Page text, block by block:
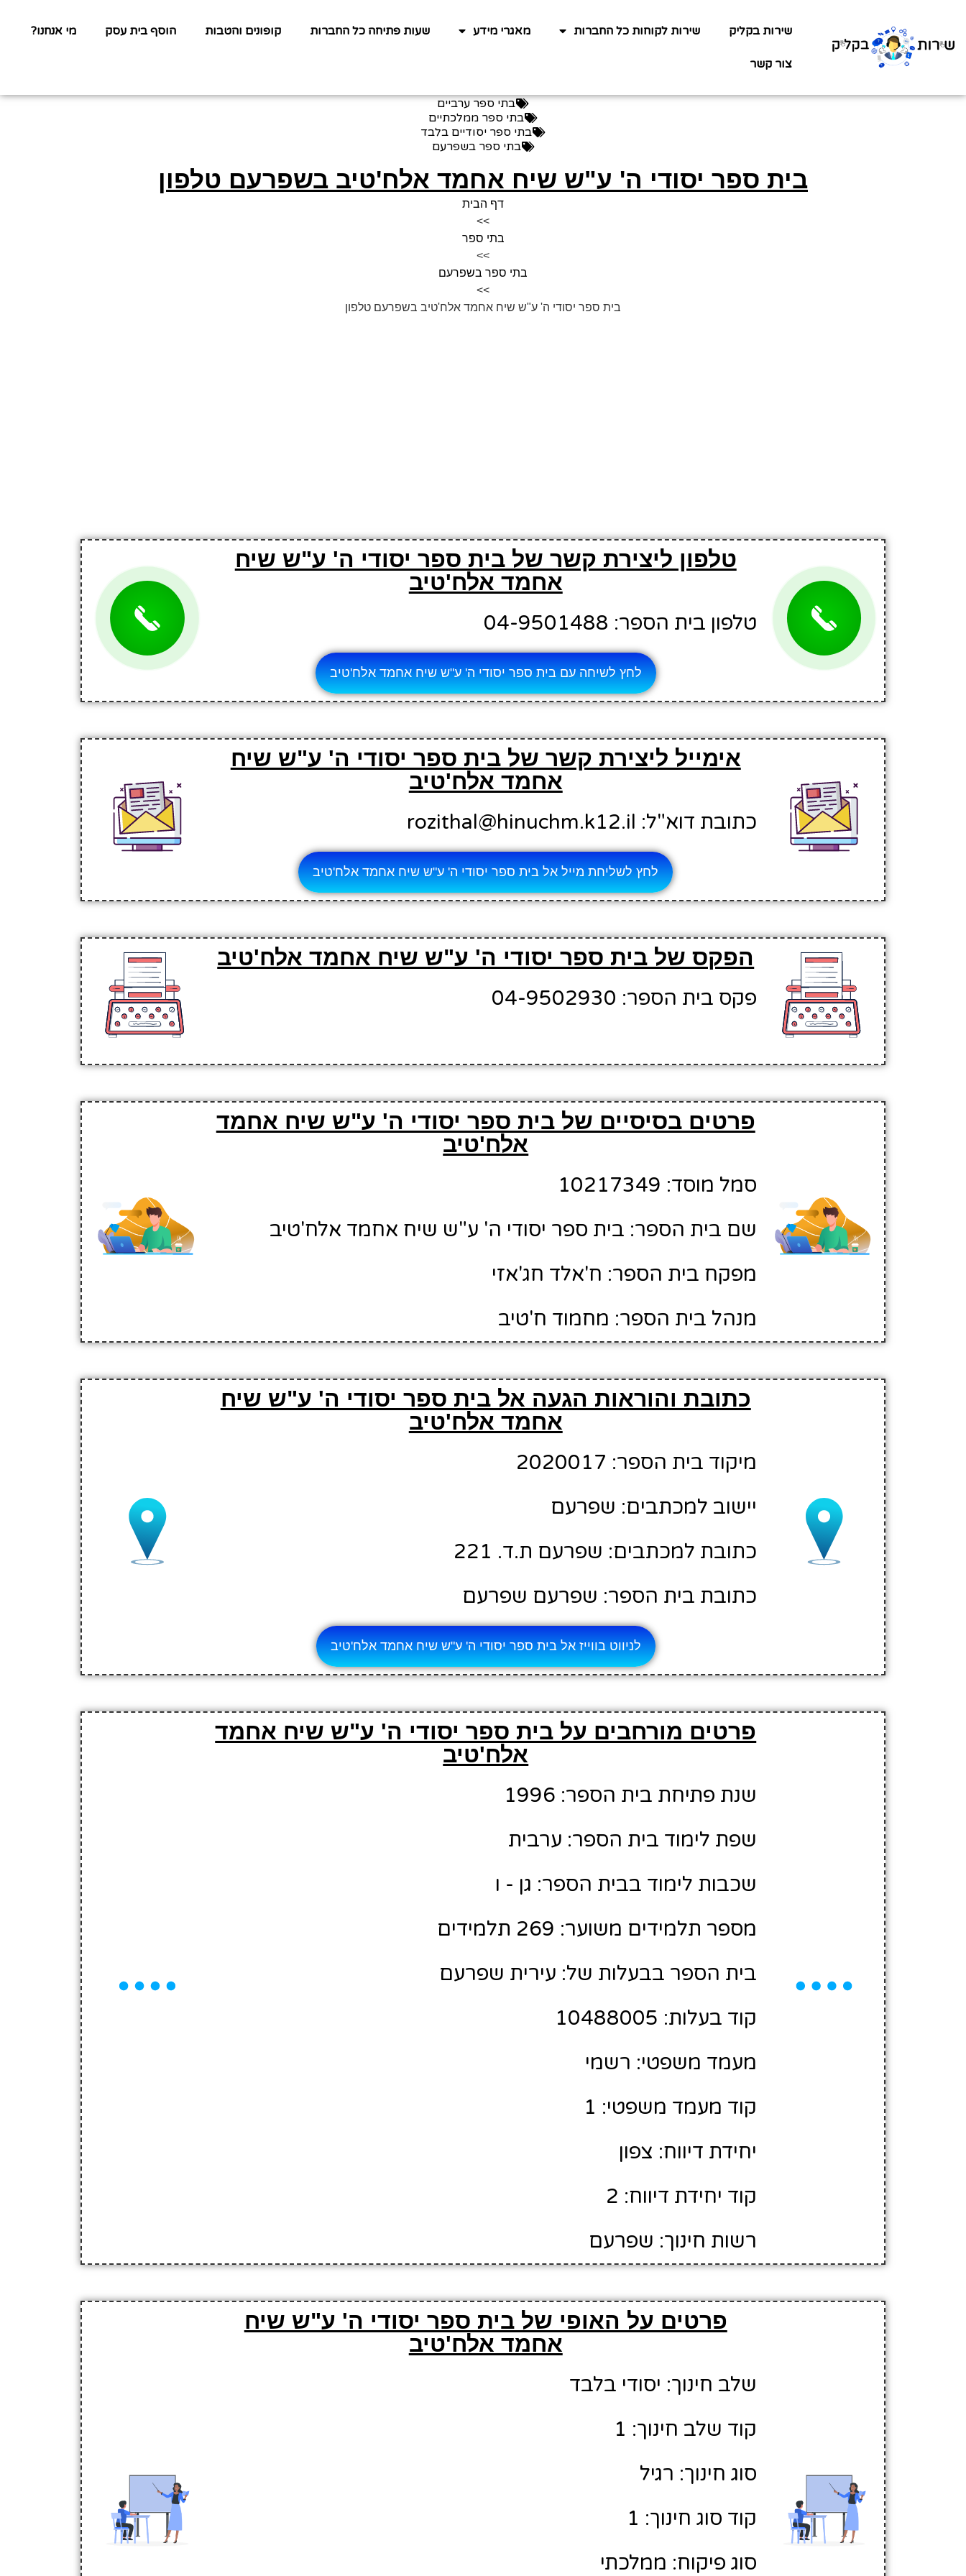
שירות בקליק שירות לקוחות כל החברות מאגרי מידע שעות פתיחה כל החברות קופונים והטבות הוסף בית עסק מי אנחנו?
צור קשר
בתי ספר ערביים
בתי ספר ממלכתיים
בתי ספר יסודיים בלבד
בתי ספר בשפרעם
בית ספר יסודי ה' ע"ש שיח אחמד אלח'טיב בשפרעם טלפון
דף הבית
>>
בתי ספר
>>
בתי ספר בשפרעם
>>
בית ספר יסודי ה' ע"ש שיח אחמד אלח'טיב בשפרעם טלפון
טלפון ליצירת קשר של בית ספר יסודי ה' ע"ש שיח
אחמד אלח'טיב
טלפון בית הספר: 04-9501488
לחץ לשיחה עם בית ספר יסודי ה' ע"ש שיח אחמד אלח'טיב
אימייל ליצירת קשר של בית ספר יסודי ה' ע"ש שיח
אחמד אלח'טיב
כתובת דוא"ל: rozithal@hinuchm.k12.il
לחץ לשליחת מייל אל בית ספר יסודי ה' ע"ש שיח אחמד אלח'טיב
הפקס של בית ספר יסודי ה' ע"ש שיח אחמד אלח'טיב
פקס בית הספר: 04-9502930
פרטים בסיסיים של בית ספר יסודי ה' ע"ש שיח אחמד
אלח'טיב
סמל מוסד: 10217349
שם בית הספר: בית ספר יסודי ה' ע"ש שיח אחמד אלח'טיב
מפקח בית הספר: ח'אלד חג'אזי
מנהל בית הספר: מחמוד ח'טיב
כתובת והוראות הגעה אל בית ספר יסודי ה' ע"ש שיח
אחמד אלח'טיב
מיקוד בית הספר: 2020017
יישוב למכתבים: שפרעם
כתובת למכתבים: שפרעם ת.ד. 221
כתובת בית הספר: שפרעם שפרעם
לניווט בווייז אל בית ספר יסודי ה' ע"ש שיח אחמד אלח'טיב
פרטים מורחבים על בית ספר יסודי ה' ע"ש שיח אחמד
אלח'טיב
שנת פתיחת בית הספר: 1996
שפת לימוד בית הספר: ערבית
שכבות לימוד בבית הספר: גן - ו
מספר תלמידים משוער: 269 תלמידים
בית הספר בבעלות של: עירית שפרעם
קוד בעלות: 10488005
מעמד משפטי: רשמי
קוד מעמד משפטי: 1
יחידת דיווח: צפון
קוד יחידת דיווח: 2
רשות חינוך: שפרעם
פרטים על האופי של בית ספר יסודי ה' ע"ש שיח
אחמד אלח'טיב
שלב חינוך: יסודי בלבד
קוד שלב חינוך: 1
סוג חינוך: רגיל
קוד סוג חינוך: 1
סוג פיקוח: ממלכתי